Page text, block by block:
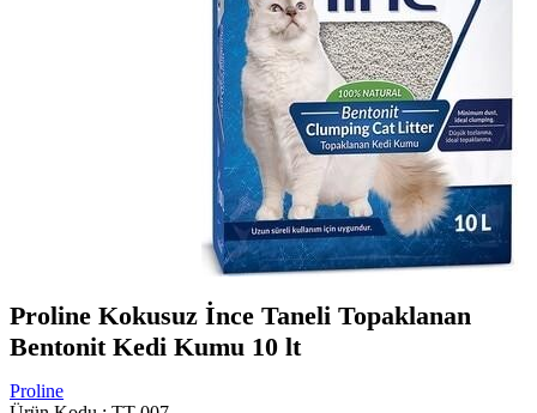
Proline Kokusuz İnce Taneli Topaklanan
Bentonit Kedi Kumu 10 lt
Proline